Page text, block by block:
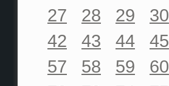
27
28 29 30
42
43 44 45
57
58 59 60